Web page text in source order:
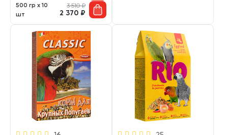
500 гр х 10
шт
3 510₽
2 370 ₽